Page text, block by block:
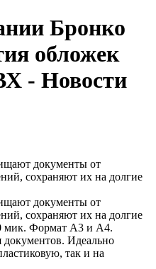
Бронко
обложек
- Новости
документы от
сохраняют их на долгие
документы от
сохраняют их на долгие
мик. Формат А3 и А4.
Идеально
так и на